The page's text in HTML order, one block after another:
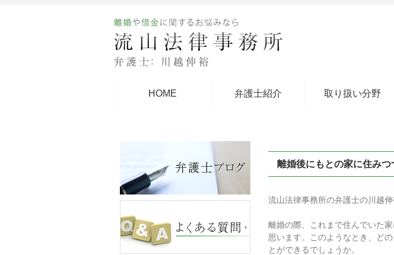
HOME 弁護士紹介 取り扱い分野
離婚後にもとの家に住みつ
流山法律事務所の弁護士の川越伸
離婚の際、これまで住んでいた
思います。このようなとき、ど
とができるでしょうか。